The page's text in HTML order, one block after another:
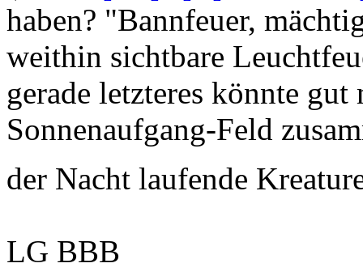
haben? "Bannfeuer,
weithin sichtbare
gerade letzteres könnte gut
Sonnenaufgang-Feld
der Nacht laufende
LG BBB